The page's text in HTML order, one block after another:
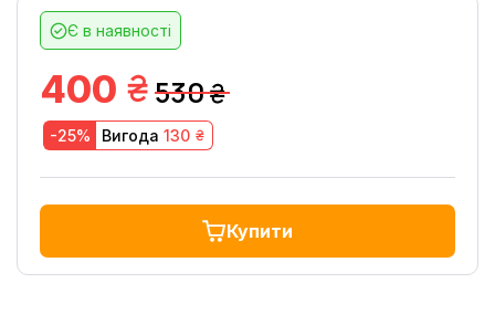
Є в наявності
530
грн.
400 грн.
-25% Вигода 130 грн.
Купити